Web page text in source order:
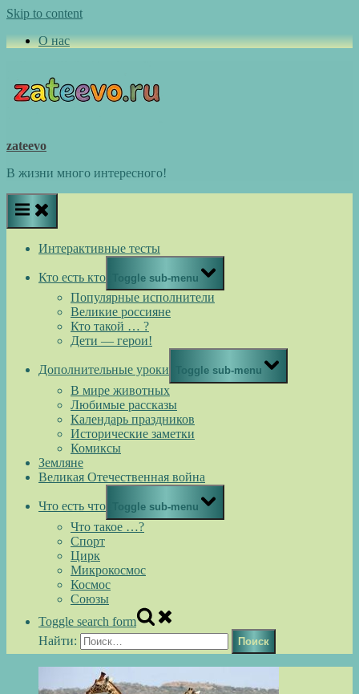
Skip to content
О нас
zateevo
В жизни много интересного!
Интерактивные тесты
Кто есть кто Toggle sub-menu
Популярные исполнители
Великие россияне
Кто такой … ?
Дети — герои!
Дополнительные уроки Toggle sub-menu
В мире животных
Любимые рассказы
Календарь праздников
Исторические заметки
Комиксы
Земляне
Великая Отечественная война
Что есть что Toggle sub-menu
Что такое …?
Спорт
Цирк
Микрокосмос
Космос
Союзы
Toggle search form
Найти: